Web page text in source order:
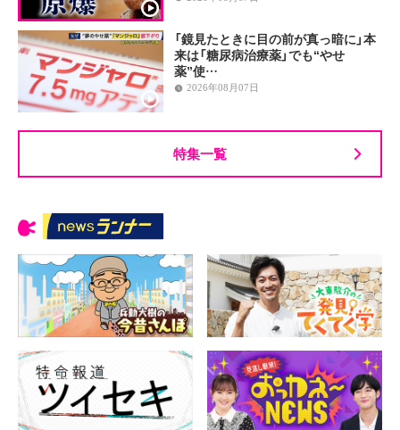
「鏡見たときに目の前が真っ暗に」本
来は「糖尿病治療薬」でも“やせ
薬”使…
2026年08月07日
特集一覧